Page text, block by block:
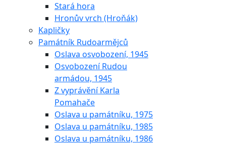
Stará hora
Hronův vrch (Hroňák)
Kapličky
Památník Rudoarmějců
Oslava osvobození, 1945
Osvobození Rudou
armádou, 1945
Z vyprávění Karla
Pomahače
Oslava u památníku, 1975
Oslava u památníku, 1985
Oslava u památníku, 1986